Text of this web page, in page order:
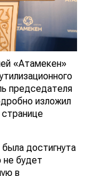
«Атамекен»
председателя
изложил
достигнута
не будет
в